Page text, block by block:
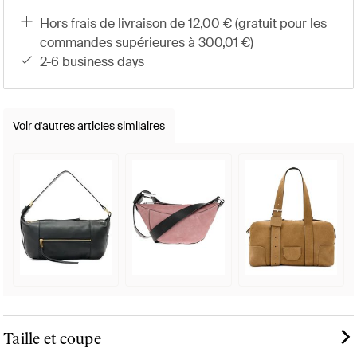
hors frais de livraison de 12,00 € (gratuit pour les
commandes supérieures à 300,01 €)
2-6 business days
Voir d'autres articles similaires
Taille et coupe